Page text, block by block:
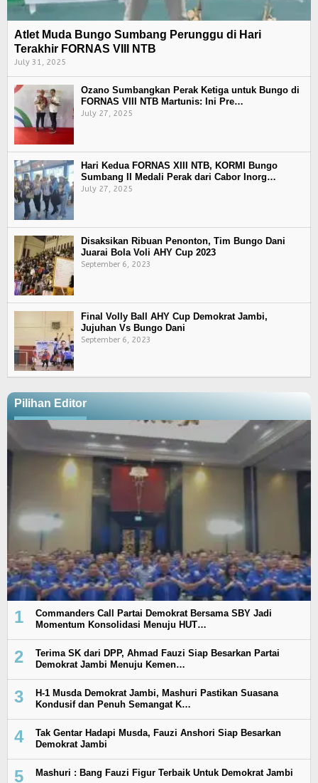
Atlet Muda Bungo Sumbang Perunggu di Hari
Terakhir FORNAS VIII NTB
July 31, 2025
Ozano Sumbangkan Perak Ketiga untuk Bungo di
FORNAS VIII NTB Martunis: Ini Pre…
July 27, 2025
Hari Kedua FORNAS XIII NTB, KORMI Bungo
Sumbang II Medali Perak dari Cabor Inorg…
July 27, 2025
Disaksikan Ribuan Penonton, Tim Bungo Dani
Juarai Bola Voli AHY Cup 2023
September 6, 2023
Final Volly Ball AHY Cup Demokrat Jambi,
Jujuhan Vs Bungo Dani
September 6, 2023
Pilihan Editor
1
Commanders Call Partai Demokrat Bersama SBY Jadi
Momentum Konsolidasi Menuju HUT…
2
Terima SK dari DPP, Ahmad Fauzi Siap Besarkan Partai
Demokrat Jambi Menuju Kemen…
3
H-1 Musda Demokrat Jambi, Mashuri Pastikan Suasana
Kondusif dan Penuh Semangat K…
4
Tak Gentar Hadapi Musda, Fauzi Anshori Siap Besarkan
Demokrat Jambi
5 Mashuri : Bang Fauzi Figur Terbaik Untuk Demokrat Jambi